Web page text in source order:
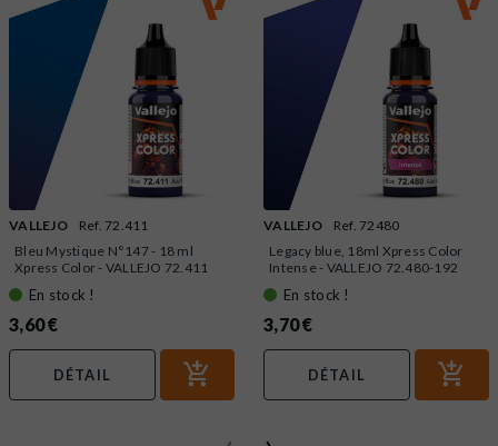
VALLEJO
Ref. 72.411
Bleu Mystique N°147 - 18 ml
Xpress Color - VALLEJO 72.411
En stock !
3,60 €
DÉTAIL
VALLEJO
Ref. 72480
Legacy blue, 18ml Xpress Color
Intense - VALLEJO 72.480-192
En stock !
3,70 €
DÉTAIL